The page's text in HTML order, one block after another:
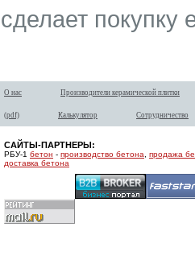
сделает
О нас Производители керамической плитки
(pdf) Калькулятор Сотрудничество
САЙТЫ-ПАРТНЕРЫ:
РБУ-1 бетон - производство бетона
продажа
доставка бетона